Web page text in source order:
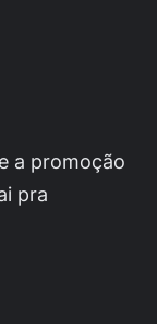
a promoção
pra